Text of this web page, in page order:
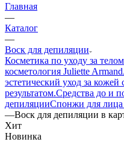
Главная
—
Каталог
—
Воск для депиляции
Косметика по уходу за
косметология Juliette Armand
эстетический уход за
результатом.Средства до и
депиляцииСпонжи для лица
—Воск для депиляции в
Хит
Новинка